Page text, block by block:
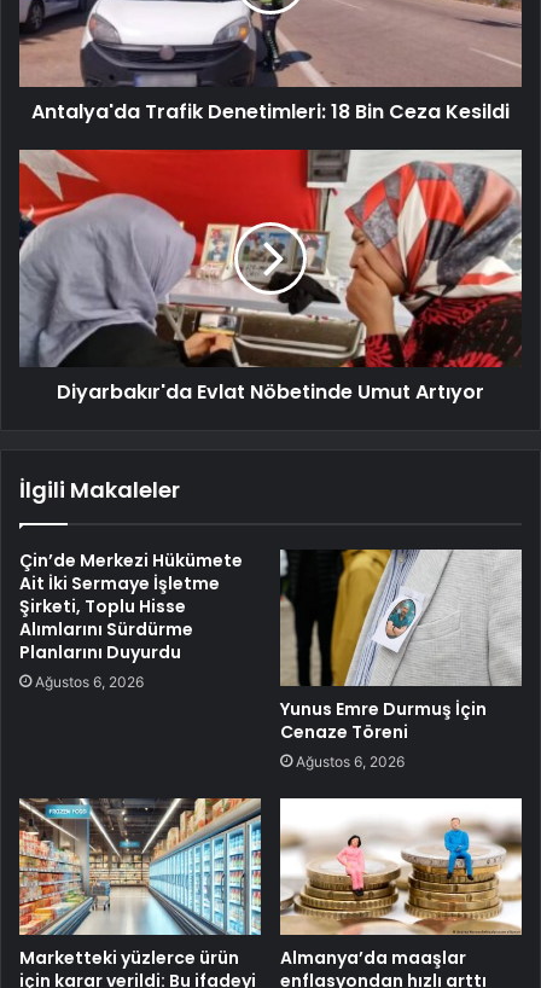
Antalya'da Trafik Denetimleri: 18 Bin Ceza Kesildi
Diyarbakır'da Evlat Nöbetinde Umut Artıyor
İlgili Makaleler
Çin’de Merkezi Hükümete
Ait İki Sermaye İşletme
Şirketi, Toplu Hisse
Alımlarını Sürdürme
Planlarını Duyurdu
Ağustos 6, 2026
Yunus Emre Durmuş İçin
Cenaze Töreni
Ağustos 6, 2026
Marketteki yüzlerce ürün
için karar verildi: Bu ifadeyi
Almanya’da maaşlar
enflasyondan hızlı arttı